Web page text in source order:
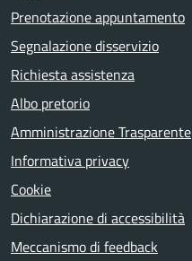
Prenotazione appuntamento
Segnalazione disservizio
Richiesta assistenza
Albo pretorio
Amministrazione Trasparente
Informativa privacy
Cookie
Dichiarazione di accessibilità
Meccanismo di feedback